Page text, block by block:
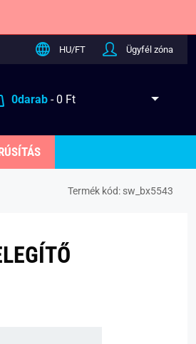
HU/FT Ügyfél zóna
0darab- 0 Ft
Termék kód: sw_bx5543